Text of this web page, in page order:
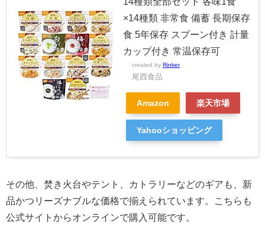
×14種類 非常食 備蓄 長期保存
食 5年保存 スプーン付き 計量
カップ付き 常温保存可
created by Rinker
尾西食品
Amazon 楽天市場
Yahooショッピング
その他、焚き火台やテント、カトラリーなどのギアも、新
品かつリーズナブルな価格で揃えられています。こちらも
公式サイトからオンラインで購入可能です。